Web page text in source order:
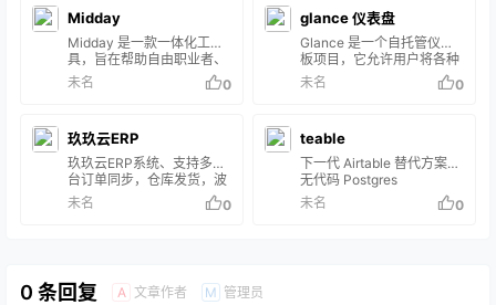
航历史记录在书籍中找到自
己的方式。
能： 浏览所有照片和视频，
无需担心RAW 转换、重复
或视频格式 使用强大的搜索
过滤器轻松找到特定图片 识
别你的家人和朋友的面孔 根
果中的实况照片上即可播放
实况照片 由于用户界面是一
个渐进式 W…
Midday
Midday 是一款一体化工
具，旨在帮助自由职业者、
承包商、顾问和独立企业家
更有效地管理他们的业务运
紧密结合的系统中。 特征
时间跟踪： 允许对项目进行
实时跟踪，以提高生产力和
协作，提供有洞察力的项目
概述。 发票：即将推出的功
或收据与正确的交易…
未名 0
glance 仪表盘
Glance 是一个自托管仪表
板项目，它允许用户将各种
信息源整合到一个界面。这
个仪表板可以包括 RSS 订
频、日历、股票信息、
Twitch 频道、GitHub 版本
控制、代码库概览和网站监
控等。Glance 的特点包括
丰富的组件选择、高度可配
未名 0
玖玖云ERP
玖玖云ERP系统、支持多平
台订单同步，仓库发货，波
次拣货，售后服务，电商
ERP一站式解决方案 玖玖云
发的电商管理ERP系统，方
便二次开发或直接使用，可
未名 0
teable
下一代 Airtable 替代方案：
无代码 Postgres
未名
0
0 条回复 A 文章作者 M 管理员